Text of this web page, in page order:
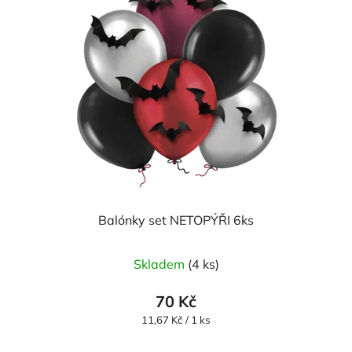
Balónky set NETOPÝŘI 6ks
Skladem (4 ks)
70 Kč
Měrná
11,67 Kč / 1 ks